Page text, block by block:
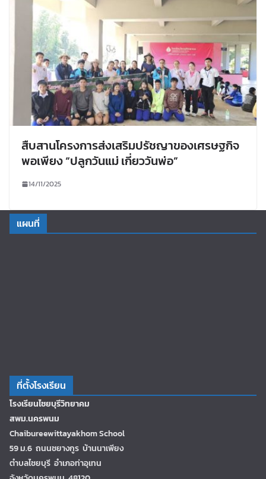
สืบสานโครงการส่งเสริมปรัชญาของเศรษฐกิจ
พอเพียง “ปลูกวันแม่ เกี่ยววันพ่อ”
14/11/2025
แผนที่
ที่ตั้งโรงเรียน
โรงเรียนไชยบุรีวิทยาคม
สพม.นครพนม
Chaibureewittayakhom School
59 ม.6 ถนนชยางกูร บ้านนาเพียง
ตำบลไชยบุรี อำเภอท่าอุเทน